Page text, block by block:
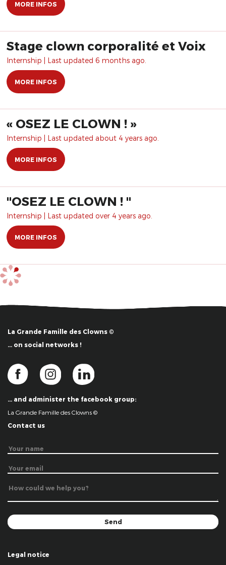
MORE INFOS
Stage clown corporalité et Voix
Internship | Last updated 6 months ago.
MORE INFOS
« OSEZ LE CLOWN ! »
Internship | Last updated about 4 years ago.
MORE INFOS
"OSEZ LE CLOWN ! "
Internship | Last updated over 4 years ago.
MORE INFOS
La Grande Famille des Clowns ©
… on social networks !
… and administer the facebook group:
La Grande Famille des Clowns ©
Contact us
Legal notice